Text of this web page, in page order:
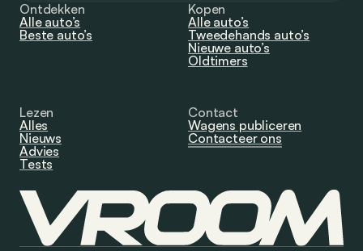
Ontdekken
Alle auto’s
Beste auto’s
Kopen
Alle auto’s
Tweedehands auto’s
Nieuwe auto’s
Oldtimers
Lezen
Alles
Nieuws
Advies
Tests
Contact
Wagens publiceren
Contacteer ons